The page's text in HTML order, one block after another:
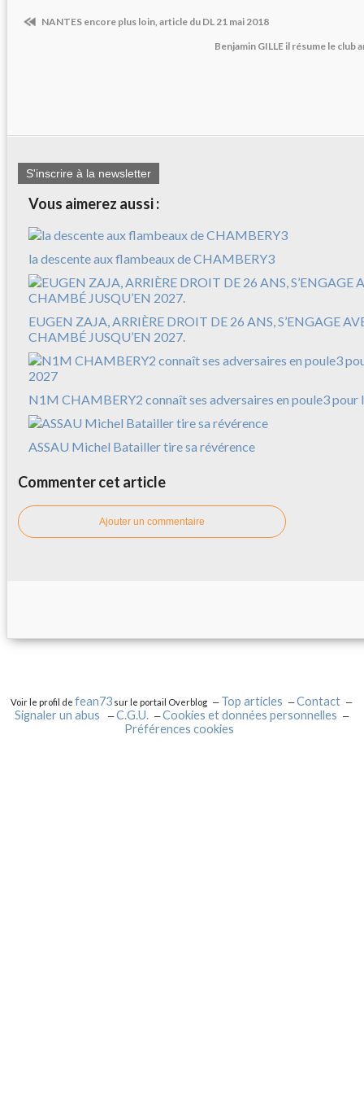
NANTES encore plus loin, article du DL 21 mai 2018
Benjamin GILLE il résume le club
S'inscrire à la newsletter
Vous aimerez aussi :
la descente aux flambeaux de CHAMBERY3
EUGEN ZAJA, ARRIÈRE DROIT DE 26 ANS, S’ENGAGE
CHAMBÉ JUSQU’EN 2027.
N1M CHAMBERY2 connaît ses adversaires en poule3 pour
ASSAU Michel Batailler tire sa révérence
Commenter cet article
Ajouter un commentaire
Voir le profil defean73 sur le portail Overblog Top articles
Contact
Signaler un abus
C.G.U.
Cookies et données personnelles
Préférences cookies